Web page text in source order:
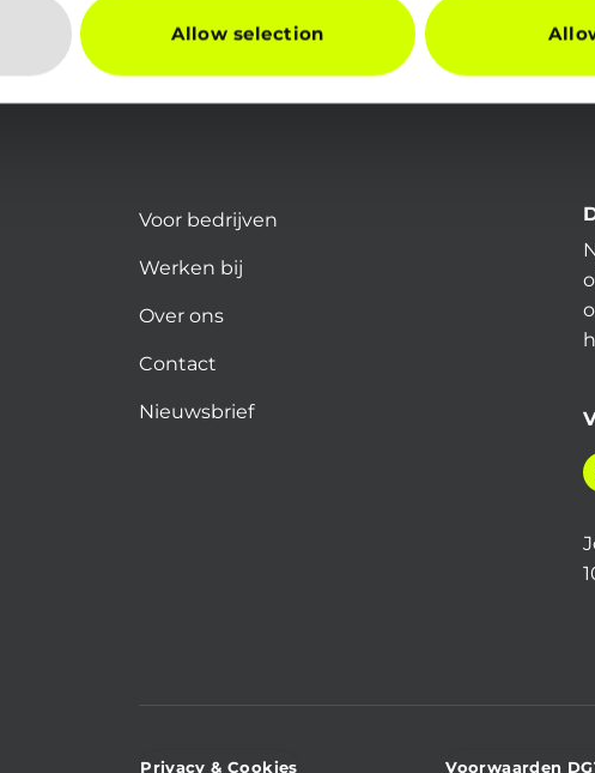
Allow selection
Voor bedrijven
Werken bij
Over ons
Contact
Nieuwsbrief
Privacy & Cookies Voorwaarden